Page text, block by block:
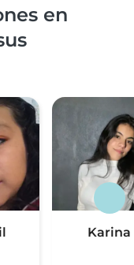
en
Karina